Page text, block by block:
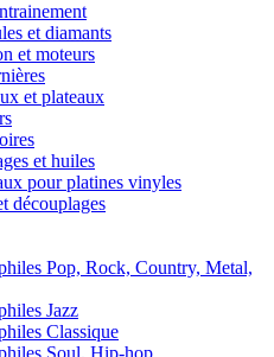
et diamants
et moteurs
et plateaux
et huiles
pour platines vinyles
découplages
Pop, Rock, Country, Metal,
Jazz
Classique
Soul, Hip-hop